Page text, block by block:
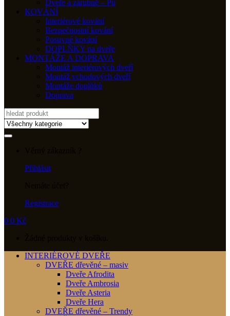
Dveře a zárubně – Pú
KOVÁNÍ
Interiérové kování
Bezpečnostní kování
Posuvné kování
DOPLŇKY na dveře
MONTÁŽE A DOPRAVA
Montáž interiérových dveří
Montáž vchodových dveří
Montáže doplňků
Doprava
Search
for:
Přihlásit
Registrace
0 0 Kč
INTERIÉROVÉ DVEŘE
DVEŘE dřevěné – masiv
Dveře Afrodita
Dveře Ambrosia
Dveře Asteria
Dveře Hera
DVEŘE dřevěné – Trendy